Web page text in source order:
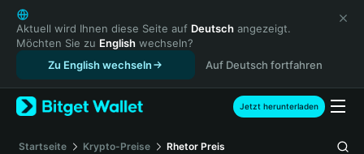
English
日本語
Tiếng Việt
Русский
Español (Latinoamérica)
Türkçe
Français
Aktuell wird Ihnen diese Seite auf Deutsch angezeigt.
Möchten Sie zu English wechseln?
Zu English wechseln
Auf Deutsch fortfahren
Jetzt herunterladen
Startseite Krypto-Preise Rhetor Preis